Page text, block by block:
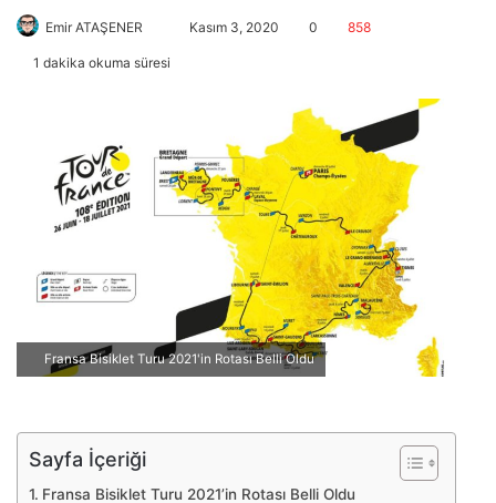
Emir ATAŞENER
p
o
s
n
Kasım 3, 2020 0 858
1 dakika okuma süresi
Fransa Bisiklet Turu 2021'in Rotası Belli Oldu
Sayfa İçeriği
Fransa Bisiklet Turu 2021’in Rotası Belli Oldu